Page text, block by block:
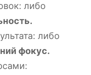
либо
либо
фокус.